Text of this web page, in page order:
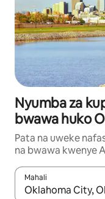
Nyumba za
bwawa huko
Pata na uweke
na bwawa kwenye
Mahali
Wakati matokeo